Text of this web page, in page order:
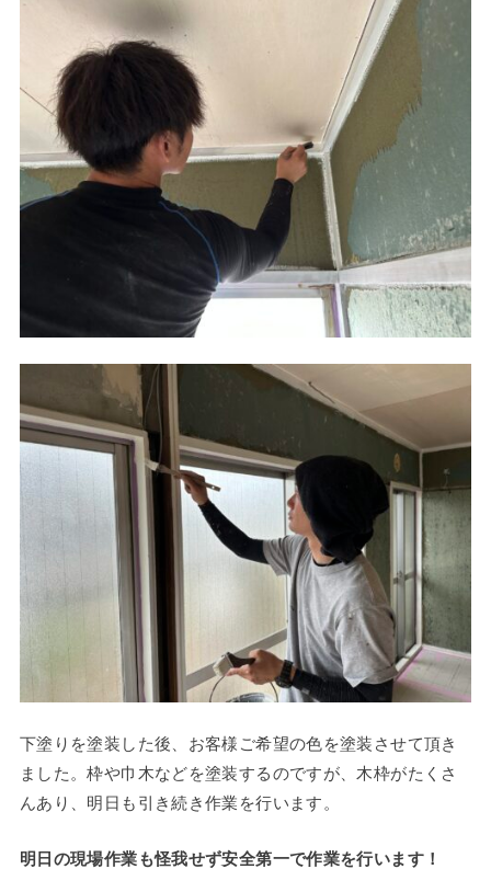
下塗りを塗装した後、お客様ご希望の色を塗装させて頂き
ました。枠や巾木などを塗装するのですが、木枠がたくさ
んあり、明日も引き続き作業を行います。
明日の現場作業も怪我せず安全第一で作業を行います！